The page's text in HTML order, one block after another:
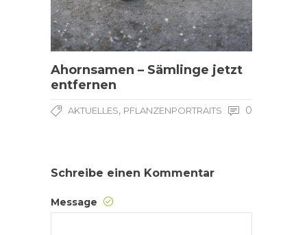
Ahornsamen – Sämlinge jetzt
entfernen
AKTUELLES, PFLANZENPORTRAITS 0
Schreibe einen Kommentar
Message